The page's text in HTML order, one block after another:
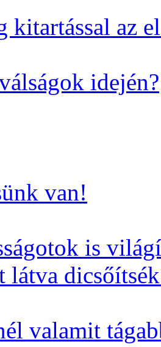
kitartással az
idején?
van!
is
látva
valamit